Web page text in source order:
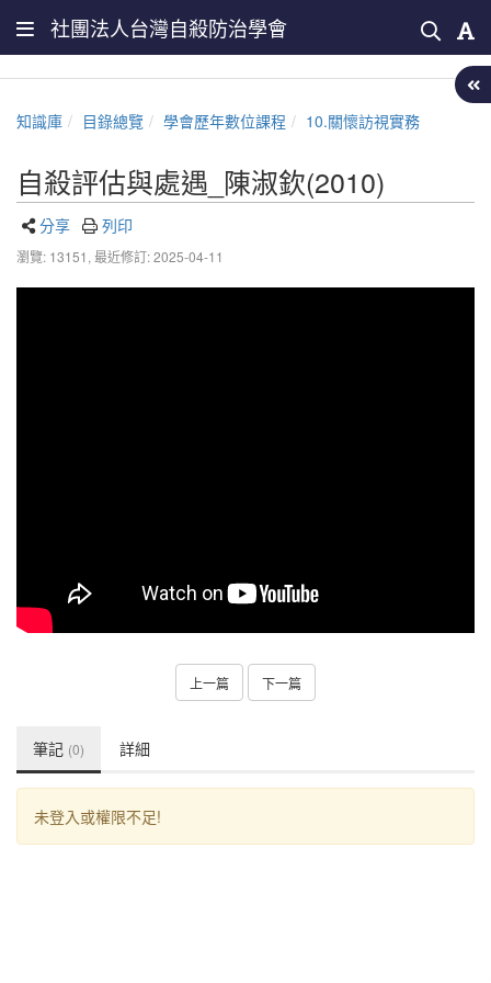
社團法人台灣自殺防治學會
知識庫 目錄總覽 學會歷年數位課程 10.關懷訪視實務
自殺評估與處遇_陳淑欽(2010)
分享 列印
瀏覽: 13151, 最近修訂: 2025-04-11
上一篇 下一篇
筆記 (0) 詳細
未登入或權限不足!